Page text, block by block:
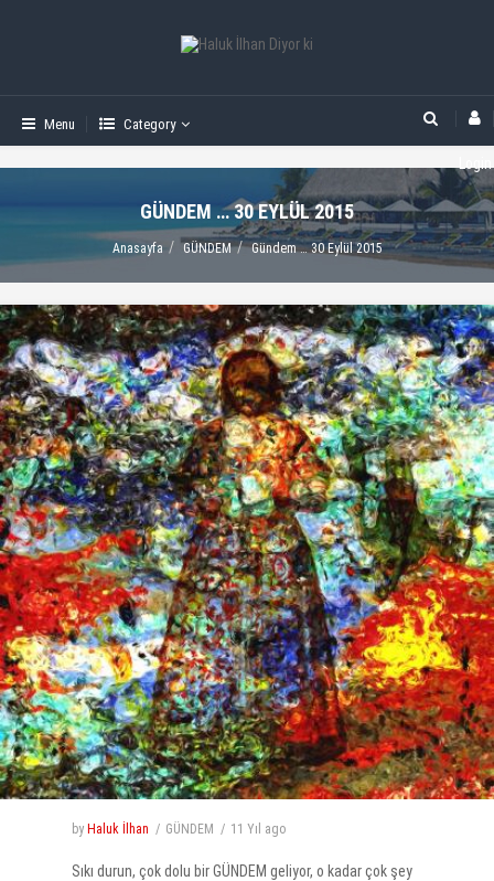
Menu Category
GÜNDEM … 30 EYLÜL 2015
Anasayfa GÜNDEM Gündem … 30 Eylül 2015
by Haluk İlhan GÜNDEM 11 Yıl ago
Sıkı durun, çok dolu bir GÜNDEM geliyor, o kadar çok şey